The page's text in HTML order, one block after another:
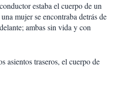
estaba el cuerpo de un
mujer se encontraba detrás de
ambas sin vida y con
asientos traseros, el cuerpo de